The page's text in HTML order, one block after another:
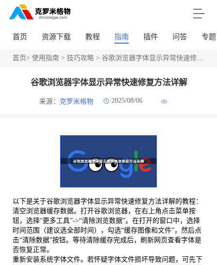
首页 资源下载 教程 指南 插件 问答 专题
首页> 使用指南 > 技巧攻略> 谷歌浏览器字体显示异常快速修复方法详解
谷歌浏览器字体显示异常快速修复方法详解
来源： 克罗米格物 2025/08/06
以下是关于谷歌浏览器字体显示异常快速修复方法详解的教程：
清空浏览器缓存数据。打开谷歌浏览器，在右上角点击菜单按
钮，选择“更多工具”->“清除浏览数据”。在打开的窗口中，选择
时间范围（建议选全部时间），勾选“缓存图像和文件”，然后点
击“清除数据”按钮。等待清除缓存完成后，刷新网页查看字体是
否恢复正常。
重新安装系统字体文件。若怀疑字体文件损坏导致问题，可先下